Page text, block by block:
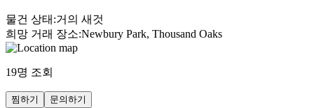
물건 상태 :거의 새것
희망 거래 장소:Newbury Park, Thousand Oaks
19명 조회
찜하기 문의하기